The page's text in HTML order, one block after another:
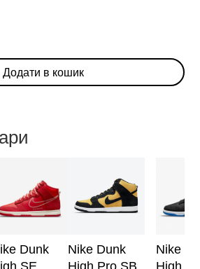
Додати в кошик
Dunk
Nike Dunk
Nike